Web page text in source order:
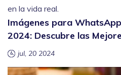
en la vida real.
Imágenes para
2024: Descubre las
jul, 20 2024